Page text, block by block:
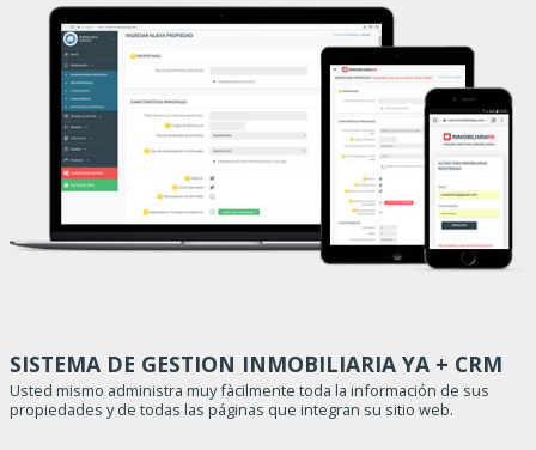
SISTEMA DE GESTION INMOBILIARIA YA + CRM
Usted mismo administra muy fàcilmente toda la información de sus
propiedades y de todas las páginas que integran su sitio web.